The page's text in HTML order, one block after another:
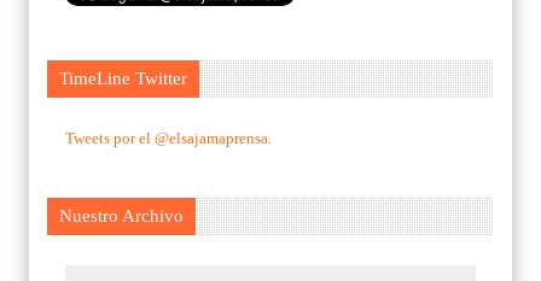
TimeLine Twitter
Tweets por el @elsajamaprensa.
Nuestro Archivo